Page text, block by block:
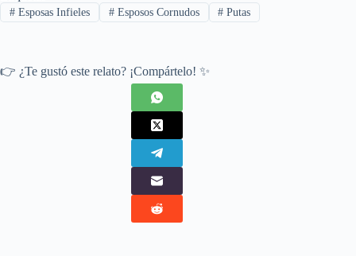
#Esposas Infieles #Esposos Cornudos # Putas
👉 ¿Te gustó este relato? ¡Compártelo! ✨